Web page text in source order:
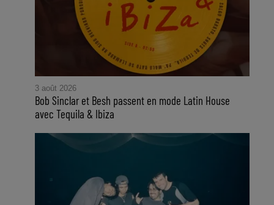
3 août 2026
Bob Sinclar et Besh passent en mode Latin House
avec Tequila & Ibiza